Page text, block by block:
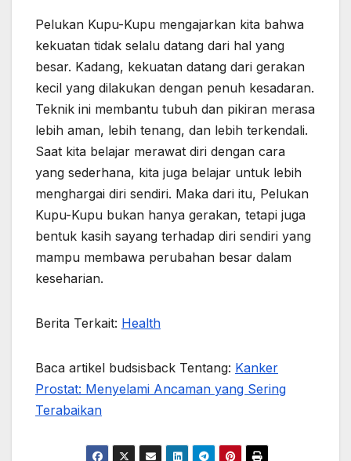
Pelukan Kupu-Kupu mengajarkan kita bahwa
kekuatan tidak selalu datang dari hal yang
besar. Kadang, kekuatan datang dari gerakan
kecil yang dilakukan dengan penuh kesadaran.
Teknik ini membantu tubuh dan pikiran merasa
lebih aman, lebih tenang, dan lebih terkendali.
Saat kita belajar merawat diri dengan cara
yang sederhana, kita juga belajar untuk lebih
menghargai diri sendiri. Maka dari itu, Pelukan
Kupu-Kupu bukan hanya gerakan, tetapi juga
bentuk kasih sayang terhadap diri sendiri yang
mampu membawa perubahan besar dalam
keseharian.
Berita Terkait: Health
Baca artikel budsisback Tentang: Kanker
Prostat: Menyelami Ancaman yang Sering
Terabaikan